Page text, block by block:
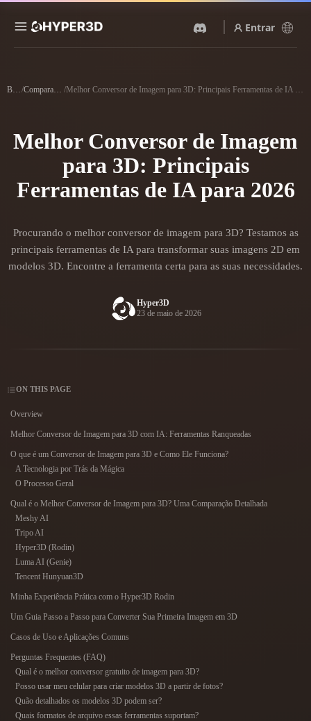
Entrar
Rodin ChatAvatar
Recursos
Envie uma imagem e receba
Do prompt de texto ao objeto
3D — na hora.
Gerador De Vídeo IA Gerador De Imagens IA
Gere visuais de alta qualidade
Integre nossa IA criativa ao
seu app ou fluxo de trabalho.
Melhorador de Imagem IA Motor de Busca de Modelos 3D
Preços
Recursos
História Pesquisa Blog
VR/AR
Character
Design
Metaverse
Engineering
Plug-Ins
Blender
Godot Maya
Estilos
Abstract Anime
Blog/ Comparações / Melhor Conversor de Imagem para 3D: Principais Ferramentas de IA para 2026
Melhor Conversor de Imagem
para 3D: Principais
Ferramentas de IA para 2026
Procurando o melhor conversor de imagem para 3D? Testamos as
principais ferramentas de IA para transformar suas imagens 2D em
modelos 3D. Encontre a ferramenta certa para as suas necessidades.
Hyper3D
23 de maio de 2026
ON THIS PAGE
Overview
Melhor Conversor de Imagem para 3D com IA: Ferramentas Ranqueadas
O que é um Conversor de Imagem para 3D e Como Ele Funciona?
A Tecnologia por Trás da Mágica
O Processo Geral
Qual é o Melhor Conversor de Imagem para 3D? Uma Comparação Detalhada
Meshy AI
Tripo AI
Hyper3D (Rodin)
Luma AI (Genie)
Tencent Hunyuan3D
Minha Experiência Prática com o Hyper3D Rodin
Um Guia Passo a Passo para Converter Sua Primeira Imagem em 3D
Casos de Uso e Aplicações Comuns
Perguntas Frequentes (FAQ)
Qual é o melhor conversor gratuito de imagem para 3D?
Posso usar meu celular para criar modelos 3D a partir de fotos?
Quão detalhados os modelos 3D podem ser?
Quais formatos de arquivo essas ferramentas suportam?